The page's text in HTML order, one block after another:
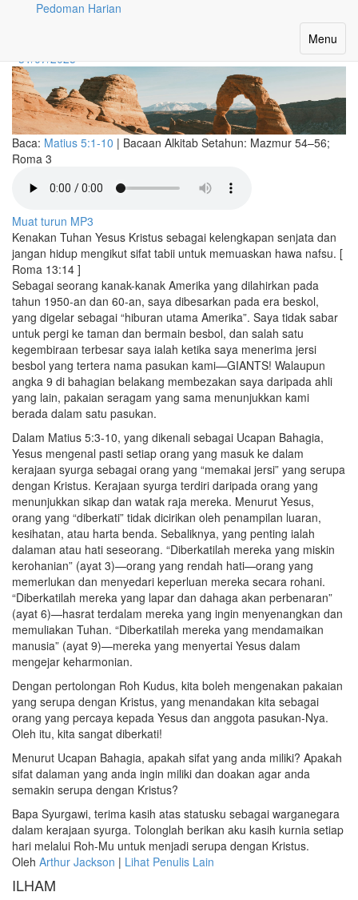
Pedoman Harian
Toggle
Menu
31/07/2025
Baca: Matius 5:1-10 | Bacaan Alkitab Setahun: Mazmur 54–56;
Roma 3
Muat turun MP3
Kenakan Tuhan Yesus Kristus sebagai kelengkapan senjata dan
jangan hidup mengikut sifat tabii untuk memuaskan hawa nafsu. [
Roma 13:14 ]
Sebagai seorang kanak-kanak Amerika yang dilahirkan pada
tahun 1950-an dan 60-an, saya dibesarkan pada era beskol,
yang digelar sebagai “hiburan utama Amerika”. Saya tidak sabar
untuk pergi ke taman dan bermain besbol, dan salah satu
kegembiraan terbesar saya ialah ketika saya menerima jersi
besbol yang tertera nama pasukan kami—GIANTS! Walaupun
angka 9 di bahagian belakang membezakan saya daripada ahli
yang lain, pakaian seragam yang sama menunjukkan kami
berada dalam satu pasukan.
Dalam Matius 5:3-10, yang dikenali sebagai Ucapan Bahagia,
Yesus mengenal pasti setiap orang yang masuk ke dalam
kerajaan syurga sebagai orang yang “memakai jersi” yang serupa
dengan Kristus. Kerajaan syurga terdiri daripada orang yang
menunjukkan sikap dan watak raja mereka. Menurut Yesus,
orang yang “diberkati” tidak dicirikan oleh penampilan luaran,
kesihatan, atau harta benda. Sebaliknya, yang penting ialah
dalaman atau hati seseorang. “Diberkatilah mereka yang miskin
kerohanian” (ayat 3)—orang yang rendah hati—orang yang
memerlukan dan menyedari keperluan mereka secara rohani.
“Diberkatilah mereka yang lapar dan dahaga akan perbenaran”
(ayat 6)—hasrat terdalam mereka yang ingin menyenangkan dan
memuliakan Tuhan. “Diberkatilah mereka yang mendamaikan
manusia” (ayat 9)—mereka yang menyertai Yesus dalam
mengejar keharmonian.
Dengan pertolongan Roh Kudus, kita boleh mengenakan pakaian
yang serupa dengan Kristus, yang menandakan kita sebagai
orang yang percaya kepada Yesus dan anggota pasukan-Nya.
Oleh itu, kita sangat diberkati!
Menurut Ucapan Bahagia, apakah sifat yang anda miliki? Apakah
sifat dalaman yang anda ingin miliki dan doakan agar anda
semakin serupa dengan Kristus?
Bapa Syurgawi, terima kasih atas statusku sebagai warganegara
dalam kerajaan syurga. Tolonglah berikan aku kasih kurnia setiap
hari melalui Roh-Mu untuk menjadi serupa dengan Kristus.
Oleh Arthur Jackson | Lihat Penulis Lain
ILHAM